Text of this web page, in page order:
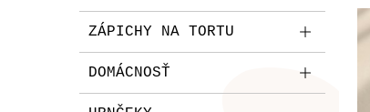
ZÁPICHY NA TORTU
DOMÁCNOSŤ